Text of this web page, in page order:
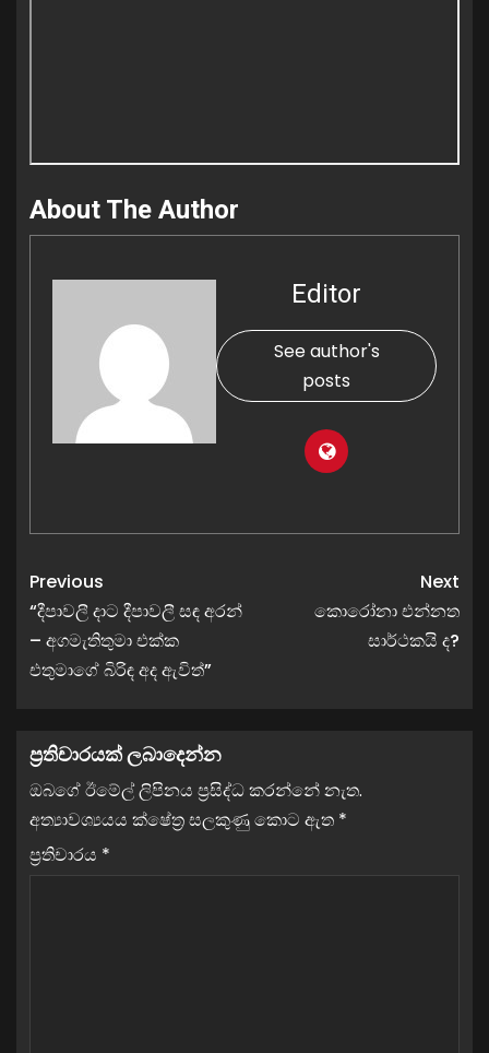
About The Author
Editor
See author's
posts
Previous
“දීපාවලී දාට දීපාවලී සඳ අරන්
– අගමැතිතුමා එක්ක
එතුමාගේ බිරිඳ අද ඇවිත්”
Next
කොරෝනා එන්නත
සාර්ථකයි ද?
ප්‍රතිචාරයක් ලබාදෙන්න
ඔබගේ ඊමේල් ලිපිනය ප්‍රසිද්ධ කරන්නේ නැත.
අත්‍යාවශ්‍යයය ක්ෂේත්‍ර සලකුණු කොට ඇත *
ප්‍රතිචාරය *